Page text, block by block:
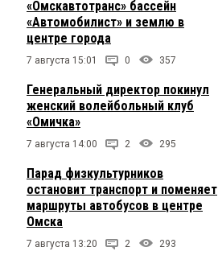
«Омскавтотранс» бассейн
«Автомобилист» и землю в
центре города
7 августа 15:01 0 357
Генеральный директор покинул
женский волейбольный клуб
«Омичка»
7 августа 14:00 2 295
Парад физкультурников
остановит транспорт и поменяет
маршруты автобусов в центре
Омска
7 августа 13:20 2 293